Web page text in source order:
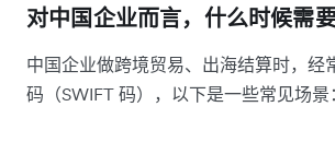
对中国企业而言，什么时候需
中国企业做跨境贸易、出海结算时，经
码（SWIFT 码），以下是一些常见场景：